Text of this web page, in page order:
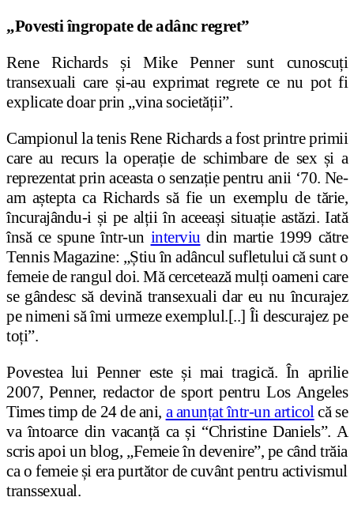
„Povesti îngropate de adânc regret”
Rene Richards și Mike Penner sunt cunoscuți
transexuali care și-au exprimat regrete ce nu pot fi
explicate doar prin „vina societății”.
Campionul la tenis Rene Richards a fost printre primii
care au recurs la operație de schimbare de sex și a
reprezentat prin aceasta o senzație pentru anii ‘70. Ne-
am aștepta ca Richards să fie un exemplu de tărie,
încurajându-i și pe alții în aceeași situație astăzi. Iată
însă ce spune într-un interviu din martie 1999 către
Tennis Magazine: „Știu în adâncul sufletului că sunt o
femeie de rangul doi. Mă cercetează mulți oameni care
se gândesc să devină transexuali dar eu nu încurajez
pe nimeni să îmi urmeze exemplul.[..] Îi descurajez pe
toți”.
Povestea lui Penner este și mai tragică. În aprilie
2007, Penner, redactor de sport pentru Los Angeles
Times timp de 24 de ani, a anunțat într-un articol că se
va întoarce din vacanță ca și “Christine Daniels”. A
scris apoi un blog, „Femeie în devenire”, pe când trăia
ca o femeie și era purtător de cuvânt pentru activismul
transsexual.